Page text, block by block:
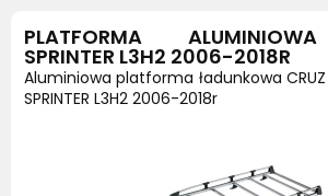
PLATFORMA
SPRINTER L3H2 2006-2018R
Aluminiowa platforma ładunkowa
SPRINTER L3H2 2006-2018r